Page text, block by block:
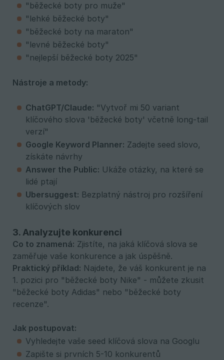
"běžecké boty pro muže"
"lehké běžecké boty"
"běžecké boty na maraton"
"levné běžecké boty"
"nejlepší běžecké boty 2025"
Nástroje a metody:
ChatGPT/Claude: "Vytvoř mi 50 variant
klíčového slova 'běžecké boty' včetně long-tail
verzí"
Google Keyword Planner: Zadejte seed slovo,
získáte návrhy
Answer the Public: Ukáže otázky, na které se
lidé ptají
Ubersuggest: Bezplatný nástroj pro rozšíření
klíčových slov
3. Analyzujte konkurenci
Co to znamená: Zjistíte, na jaká klíčová slova se
zaměřuje vaše konkurence a jak úspěšně.
Praktický příklad: Najdete, že váš konkurent je na
1. pozici pro "běžecké boty Nike" - můžete zkusit
"běžecké boty Adidas" nebo "běžecké boty
recenze".
Jak postupovat:
Vyhledejte vaše seed klíčová slova na Googlu
Zapište si prvních 5-10 konkurentů